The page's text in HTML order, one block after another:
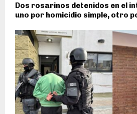
Dos rosarinos detenidos en el
uno por homicidio simple, otro